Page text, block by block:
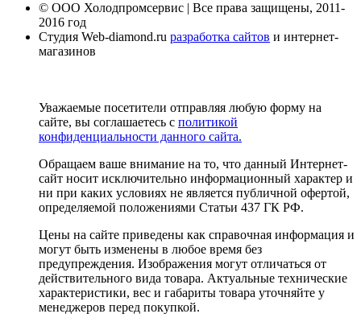
© ООО Холодпромсервис | Все права защищены, 2011-
2016 год
Студия Web-diamond.ru разработка сайтов и интернет-
магазинов
Уважаемые посетители отправляя любую форму на
сайте, вы соглашаетесь с политикой
конфиденциальности данного сайта.
Обращаем ваше внимание на то, что данный Интернет-
сайт носит исключительно информационный характер и
ни при каких условиях не является публичной офертой,
определяемой положениями Статьи 437 ГК РФ.
Цены на сайте приведены как справочная информация и
могут быть изменены в любое время без
предупреждения. Изображения могут отличаться от
действительного вида товара. Актуальные технические
характеристики, вес и габариты товара уточняйте у
менеджеров перед покупкой.